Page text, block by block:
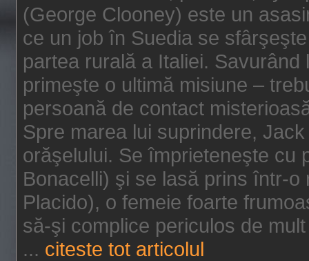
(George Clooney) este un
ce un job în Suedia se
partea rurală a Italiei.
primeşte o ultimă misiune –
persoană de contact
Spre marea lui suprindere,
orăşelului. Se împrieteneşte cu
Bonacelli) şi se lasă prins într-
Placido), o femeie foarte
să-şi complice periculos de
... citeste tot articolul